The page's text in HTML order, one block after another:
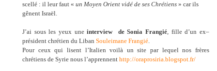
scellé : il leur faut « un Moyen Orient vidé de ses Chrétiens » car ils
gênent Israël.
J’ai sous les yeux uneinterview de Sonia Frangié, fille d’un ex–
président chrétien du Liban Souleimane Frangié.
Pour ceux qui lisent l’Italien voilà un site par lequel nos frères
chrétiens de Syrie nous l’apprennent http://oraprosiria.blogspot.fr/